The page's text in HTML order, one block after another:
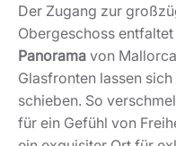
Der Zugang zur
Obergeschoss entfaltet
Panorama von
Glasfronten lassen
schieben. So
für ein Gefühl von